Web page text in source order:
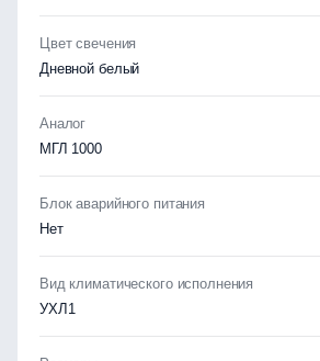
Цвет свечения
Дневной белый
Аналог
МГЛ 1000
Блок аварийного питания
Нет
Вид климатического исполнения
УХЛ1